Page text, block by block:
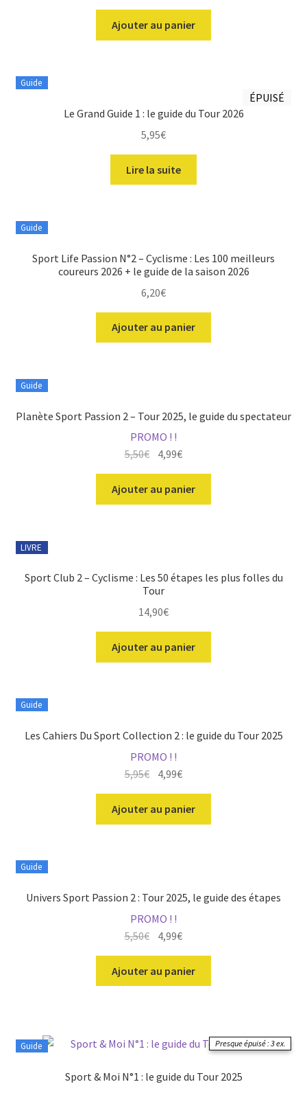
initial
était :
actuel
est :
Ajouter au panier
Guide
ÉPUISÉ
Le Grand Guide 1 : le guide du Tour 2026
5,95€
Lire la suite
Guide
Sport Life Passion N°2 – Cyclisme : Les 100 meilleurs
coureurs 2026 + le guide de la saison 2026
6,20€
Ajouter au panier
Guide
Planète Sport Passion 2 – Tour 2025, le guide du spectateur
PROMO ! !
5,50€ Le
prix
initial
était :
4,99€Le
prix
actuel
est :
Ajouter au panier
LIVRE
Sport Club 2 – Cyclisme : Les 50 étapes les plus folles du
Tour
14,90€
Ajouter au panier
Guide
Les Cahiers Du Sport Collection 2 : le guide du Tour 2025
PROMO ! !
5,95€ Le
initial
était :
4,99€Le
actuel
est :
Ajouter au panier
Guide
Univers Sport Passion 2 : Tour 2025, le guide des étapes
PROMO ! !
5,50€ Le
initial
était :
4,99€Le
actuel
est :
Ajouter au panier
Guide Presque épuisé : 3 ex.
Sport & Moi N°1 : le guide du Tour 2025